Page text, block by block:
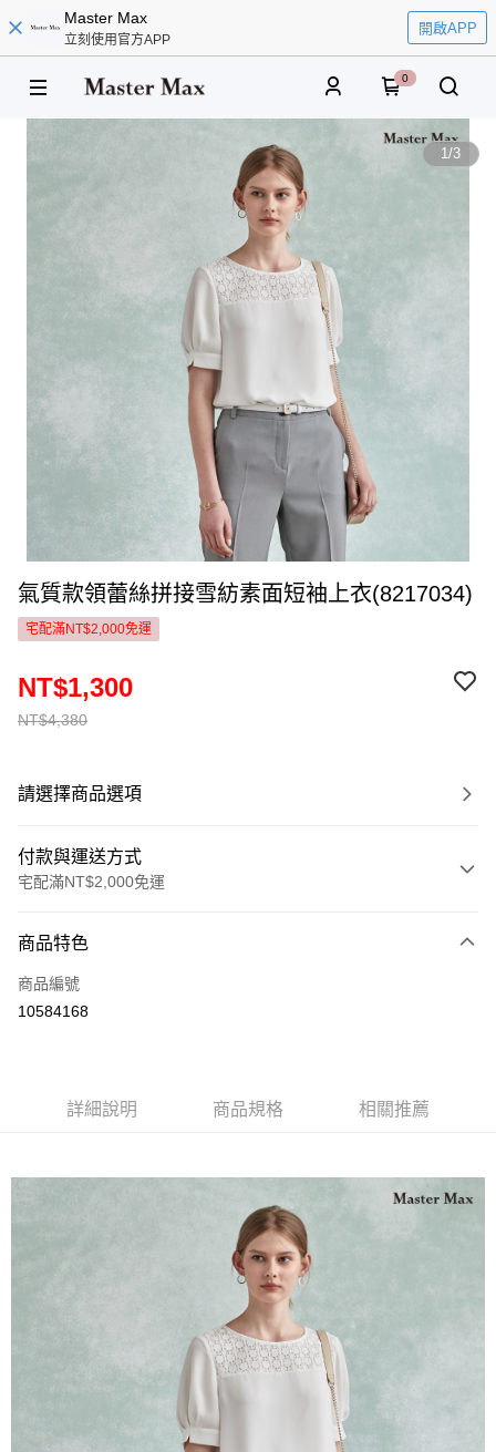
Master Max
立刻使用官方APP
開啟APP
0
1/3
氣質款領蕾絲拼接雪紡素面短袖上衣(8217034)
宅配滿NT$2,000免運
NT$4,380
NT$1,300
請選擇商品選項
付款與運送方式
宅配滿NT$2,000免運
信用卡一次付款
運送方式
商品特色
商品編號
10584168
詳細說明 商品規格 相關推薦